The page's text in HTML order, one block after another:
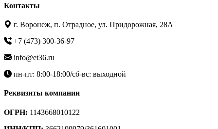
Контакты
г. Воронеж, п. Отрадное, ул. Придорожная, 28А
+7 (473) 300-36-97
info@et36.ru
пн-пт: 8:00-18:00/сб-вс: выходной
Реквизиты компании
ОГРН: 1143668010122